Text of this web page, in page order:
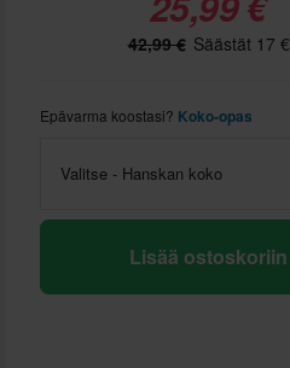
42,99 € Säästät 17 €
Epävarma koostasi? Koko-opas
Valitse - Hanskan koko
Lisää ostoskoriin